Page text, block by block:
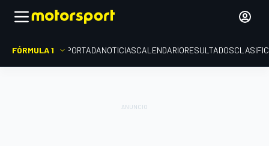
FÓRMULA 1 PORTADANOTICIASCALENDARIORESULTADOS